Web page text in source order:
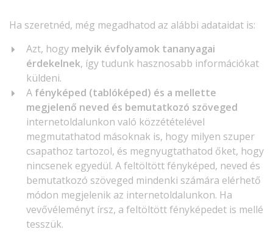
Ha szeretnéd, még megadhatod az alábbi adataidat is:
Azt, hogy melyik évfolyamok tananyagai
érdekelnek, így tudunk hasznosabb információkat
küldeni.
A fényképed (tablóképed) és a mellette
megjelenő neved és bemutatkozó szöveged
internetoldalunkon való közzétételével
megmutathatod másoknak is, hogy milyen szuper
csapathoz tartozol, és megnyugtathatod őket, hogy
nincsenek egyedül. A feltöltött fényképed, neved és
bemutatkozó szöveged mindenki számára elérhető
módon megjelenik az internetoldalunkon. Ha
vevővéleményt írsz, a feltöltött fényképedet is mellé
tesszük.